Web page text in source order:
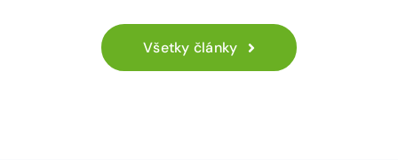
Všetky články